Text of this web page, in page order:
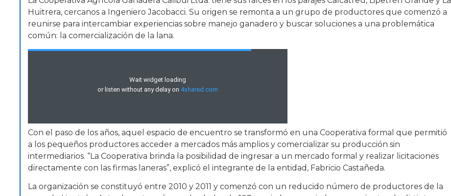
Huitrera, cercanos a Ingeniero Jacobacci. Su origen se remonta a un grupo de productores que comenzó a
reunirse para intercambiar experiencias sobre manejo ganadero y buscar soluciones a una problemática
común: la comercialización de la lana.
Con el paso de los años, aquel espacio de encuentro se transformó en una Cooperativa formal que permitió
a los pequeños productores acceder a mercados más amplios y comercializar su producción sin
intermediarios. “La Cooperativa brinda la posibilidad de ingresar a un mercado formal y realizar licitaciones
directamente con las firmas laneras”, explicó el integrante de la entidad, Fabricio Castañeda.
La organización se constituyó entre 2010 y 2011 y comenzó con un reducido número de productores de la